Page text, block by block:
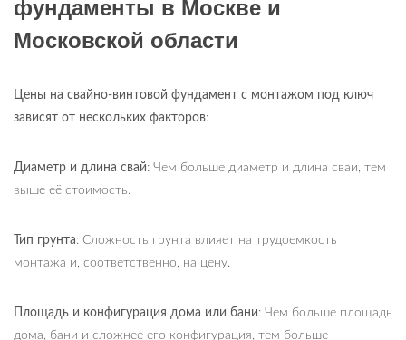
фундаменты в Москве и
Московской области
Цены на свайно-винтовой фундамент с монтажом под ключ
зависят от нескольких факторов:
Диаметр и длина свай: Чем больше диаметр и длина сваи, тем
выше её стоимость.
Тип грунта: Сложность грунта влияет на трудоемкость
монтажа и, соответственно, на цену.
Площадь и конфигурация дома или бани: Чем больше площадь
дома, бани и сложнее его конфигурация, тем больше